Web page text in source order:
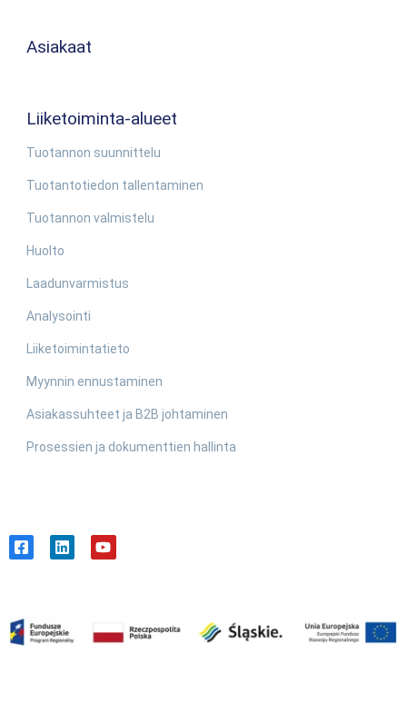
Asiakaat
Liiketoiminta-alueet
Tuotannon suunnittelu
Tuotantotiedon tallentaminen
Tuotannon valmistelu
Huolto
Laadunvarmistus
Analysointi
Liiketoimintatieto
Myynnin ennustaminen
Asiakassuhteet ja B2B johtaminen
Prosessien ja dokumenttien hallinta